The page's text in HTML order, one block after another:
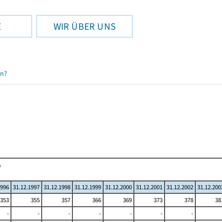
WIR ÜBER UNS
31.12.1997 31.12.1998 31.12.1999 31.12.2000 31.12.2001 31.12.2002
353 355 357 366 369 373 378
- - - - - -
-